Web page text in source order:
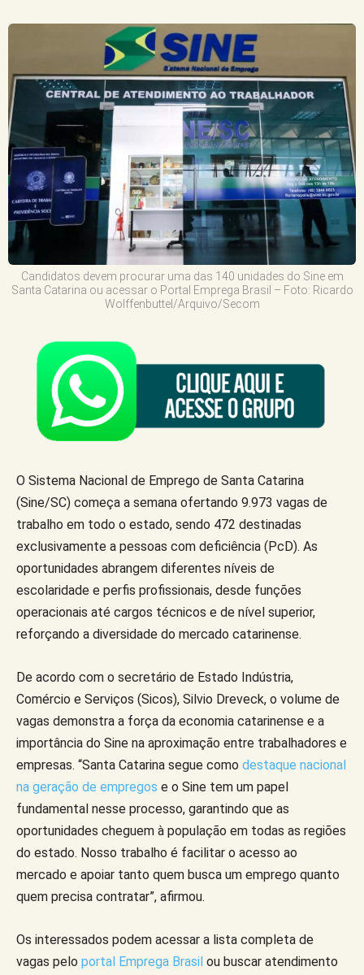
Candidatos devem procurar uma das 140 unidades do Sine em
Santa Catarina ou acessar o Portal Emprega Brasil – Foto: Ricardo
Wolffenbuttel/Arquivo/Secom
O Sistema Nacional de Emprego de Santa Catarina
(Sine/SC) começa a semana ofertando 9.973 vagas de
trabalho em todo o estado, sendo 472 destinadas
exclusivamente a pessoas com deficiência (PcD). As
oportunidades abrangem diferentes níveis de
escolaridade e perfis profissionais, desde funções
operacionais até cargos técnicos e de nível superior,
reforçando a diversidade do mercado catarinense.
De acordo com o secretário de Estado Indústria,
Comércio e Serviços (Sicos), Silvio Dreveck, o volume de
vagas demonstra a força da economia catarinense e a
importância do Sine na aproximação entre trabalhadores e
empresas. “Santa Catarina segue como destaque nacional
na geração de empregos e o Sine tem um papel
fundamental nesse processo, garantindo que as
oportunidades cheguem à população em todas as regiões
do estado. Nosso trabalho é facilitar o acesso ao
mercado e apoiar tanto quem busca um emprego quanto
quem precisa contratar”, afirmou.
Os interessados podem acessar a lista completa de
vagas pelo portal Emprega Brasil ou buscar atendimento